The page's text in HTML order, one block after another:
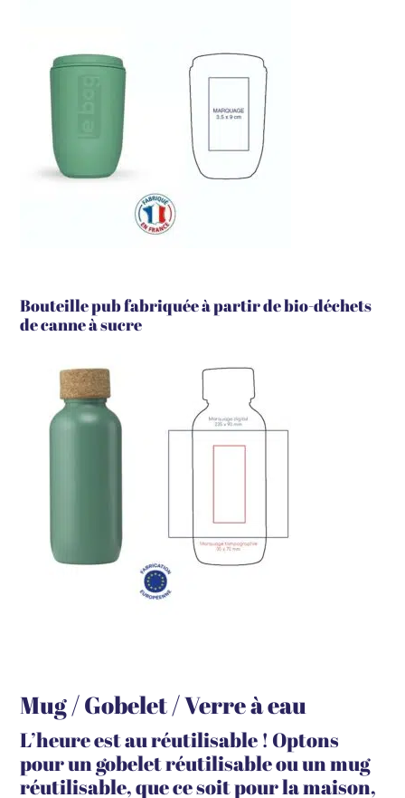
Bouteille pub fabriquée à partir de bio-déchets
de canne à sucre
Mug / Gobelet / Verre à eau
L’heure est au réutilisable ! Optons
pour un gobelet réutilisable ou un mug
réutilisable, que ce soit pour la maison,